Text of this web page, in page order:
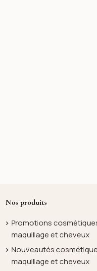
Nos produits
Promotions
maquillage et cheveux
Nouveautés
maquillage et cheveux